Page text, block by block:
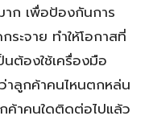
าก เพื่อป้องกันการ
ระจาย ทำให้โอกาสที่
นต้องใช้เครื่องมือ
าลูกค้าคนไหนตกหล่น
ค้าคนใดติดต่อไปแล้ว